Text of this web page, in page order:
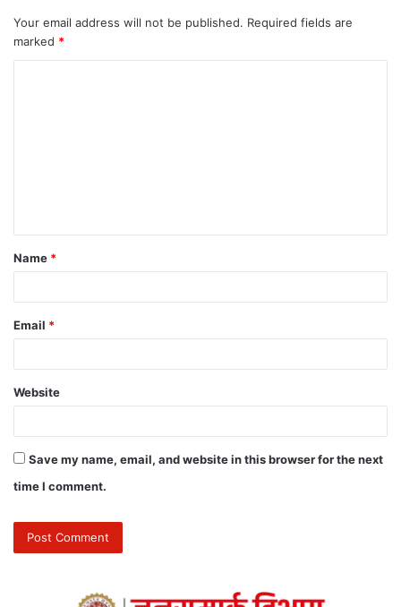
Your email address will not be published. Required fields are
marked *
Name *
Email *
Website
Save my name, email, and website in this browser for the next
time I comment.